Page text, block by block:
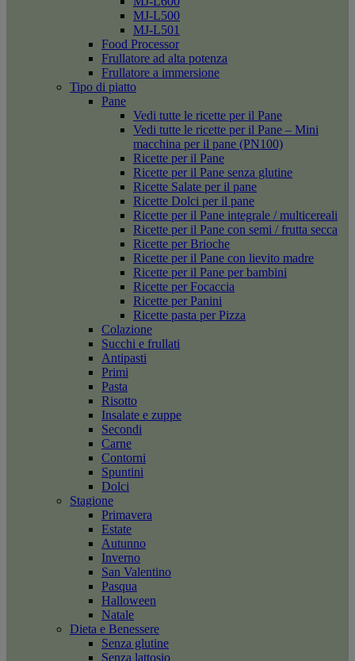
MJ-L500
MJ-L501
Food Processor
Frullatore ad alta potenza
Frullatore a immersione
Tipo di piatto
Pane
Vedi tutte le ricette per il Pane
Vedi tutte le ricette per il Pane – Mini
macchina per il pane (PN100)
Ricette per il Pane
Ricette per il Pane senza glutine
Ricette Salate per il pane
Ricette Dolci per il pane
Ricette per il Pane integrale / multicereali
Ricette per il Pane con semi / frutta secca
Ricette per Brioche
Ricette per il Pane con lievito madre
Ricette per il Pane per bambini
Ricette per Focaccia
Ricette per Panini
Ricette pasta per Pizza
Colazione
Succhi e frullati
Antipasti
Primi
Pasta
Risotto
Insalate e zuppe
Secondi
Carne
Contorni
Spuntini
Dolci
Stagione
Primavera
Estate
Autunno
Inverno
San Valentino
Pasqua
Halloween
Natale
Dieta e Benessere
Senza glutine
Senza lattosio